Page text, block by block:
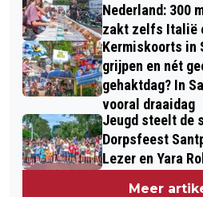
Nederland: 300
zakt zelfs Italië
Kermiskoorts in
grijpen en nét
gehaktdag? In
vooral draaidag
Jeugd steelt de
Dorpsfeest
Lezer en Yara
Meer